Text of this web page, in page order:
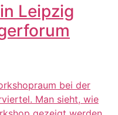
Leipzig